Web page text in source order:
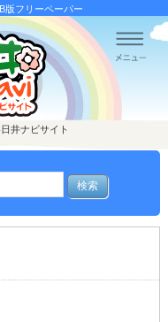
版フリーペーパー
井ナビサイト